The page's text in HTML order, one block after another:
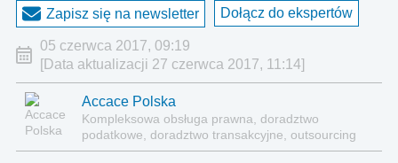
Zapisz się na newsletter Dołącz do ekspertów
05 czerwca 2017, 09:19
[Data aktualizacji 27 czerwca 2017, 11:14]
Accace Polska
Kompleksowa obsługa prawna, doradztwo
podatkowe, doradztwo transakcyjne, outsourcing
księgowości, kadr i płac.